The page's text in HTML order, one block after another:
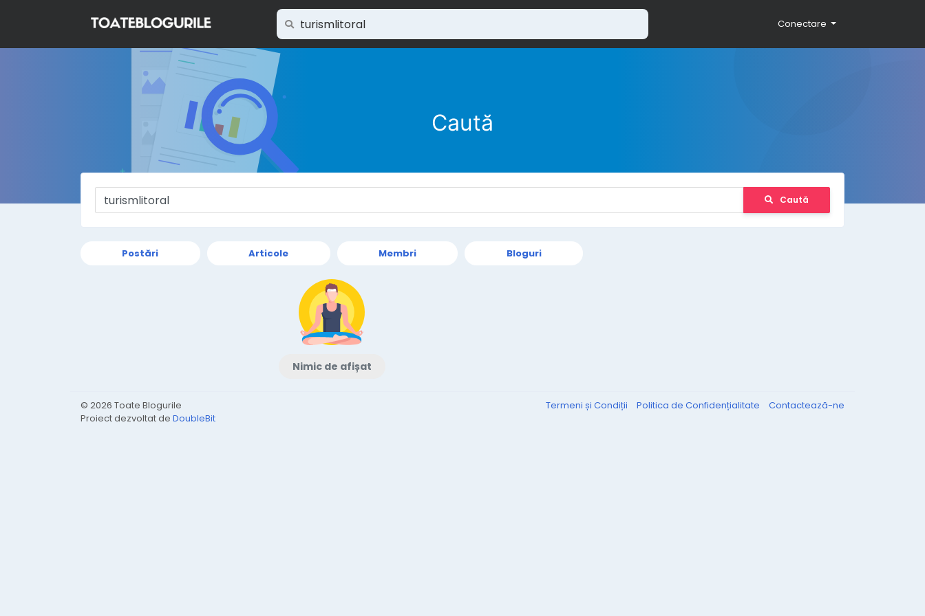
Conectare
Caută
Caută
Postări Articole Membri Bloguri
Nimic de afișat
© 2026 Toate Blogurile
Proiect dezvoltat de DoubleBit
Termeni și Condiții Politica de Confidențialitate Contactează-ne